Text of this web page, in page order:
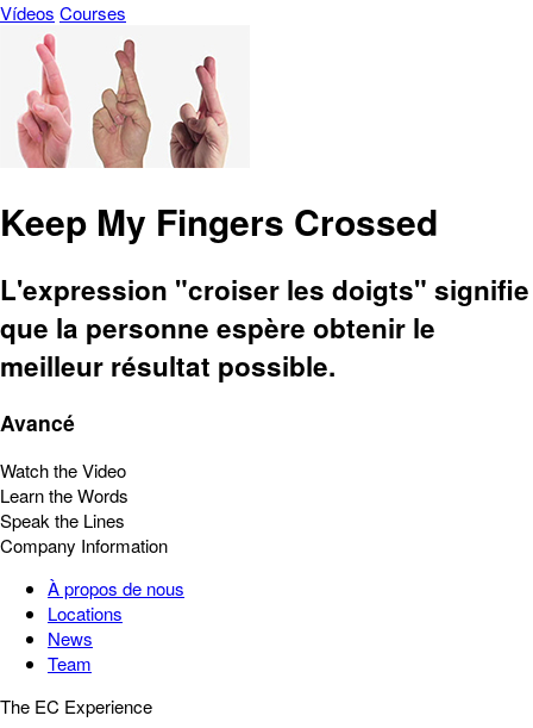
Vídeos Courses
Keep My Fingers Crossed
L'expression "croiser les doigts" signifie
que la personne espère obtenir le
meilleur résultat possible.
Avancé
Watch the Video
Learn the Words
Speak the Lines
Company Information
À propos de nous
Locations
News
Team
The EC Experience